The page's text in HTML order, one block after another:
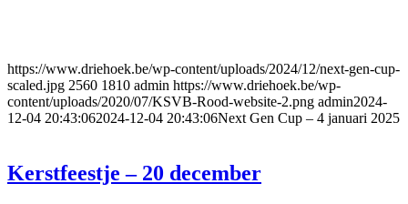
https://www.driehoek.be/wp-content/uploads/2024/12/next-gen-cup-
scaled.jpg 2560 1810 admin https://www.driehoek.be/wp-
content/uploads/2020/07/KSVB-Rood-website-2.png admin2024-
12-04 20:43:062024-12-04 20:43:06Next Gen Cup – 4 januari 2025
Kerstfeestje – 20 december